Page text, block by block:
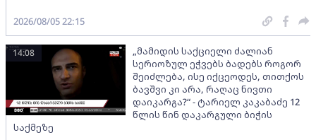
2026/08/05 22:15
„მამიდის საქციელი ძალიან
სერიოზულ ეჭვებს ბადებს როგორ
შეიძლება, ისე იქცეოდეს, თითქოს
ბავშვი კი არა, რაღაც ნივთი
დაიკარგა?“ - ტარიელ კაკაბაძე 12
წლის წინ დაკარგული ბიჭის
საქმეზე
14:08